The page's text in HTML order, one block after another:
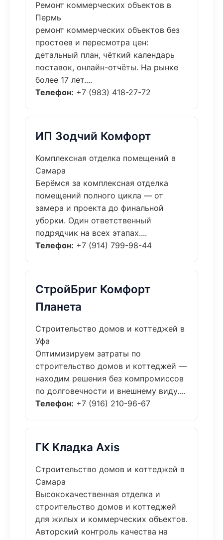
Ремонт коммерческих объектов в
Пермь
ремонт коммерческих объектов без
простоев и пересмотра цен:
детальный план, чёткий календарь
поставок, онлайн-отчёты. На рынке
более 17 лет....
Телефон: +7 (983) 418-27-72
ИП Зодчий Комфорт
Комплексная отделка помещений в
Самара
Берёмся за комплексная отделка
помещений полного цикла — от
замера и проекта до финальной
уборки. Один ответственный
подрядчик на всех этапах....
Телефон: +7 (914) 799-98-44
СтройБриг Комфорт
Планета
Строительство домов и коттеджей в
Уфа
Оптимизируем затраты по
строительство домов и коттеджей —
находим решения без компромиссов
по долговечности и внешнему виду....
Телефон: +7 (916) 210-96-67
ГК Кладка Axis
Строительство домов и коттеджей в
Самара
Высококачественная отделка и
строительство домов и коттеджей
для жилых и коммерческих объектов.
Авторский контроль качества на